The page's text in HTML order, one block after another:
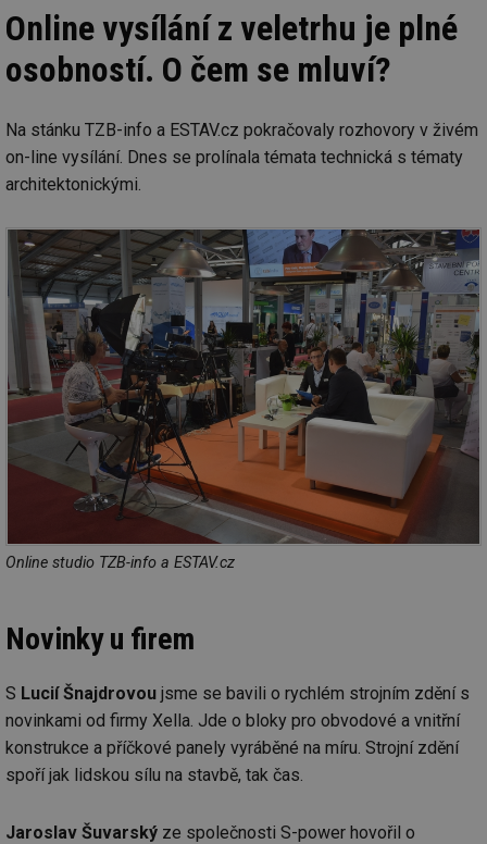
Online vysílání z veletrhu je plné
osobností. O čem se mluví?
Na stánku TZB-info a ESTAV.cz pokračovaly rozhovory v živém
on-line vysílání. Dnes se prolínala témata technická s tématy
architektonickými.
Online studio TZB-info a ESTAV.cz
Novinky u firem
S Lucií Šnajdrovou jsme se bavili o rychlém strojním zdění s
novinkami od firmy Xella. Jde o bloky pro obvodové a vnitřní
konstrukce a příčkové panely vyráběné na míru. Strojní zdění
spoří jak lidskou sílu na stavbě, tak čas.
Jaroslav Šuvarský ze společnosti S-power hovořil o